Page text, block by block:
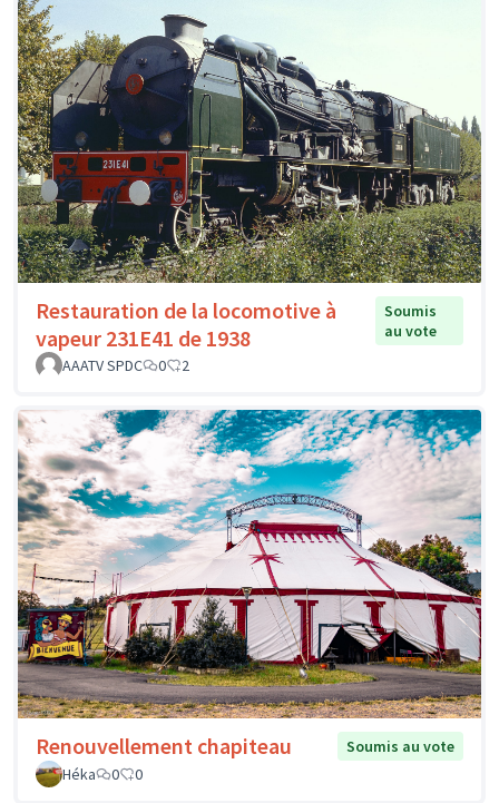
Restauration de la locomotive à
vapeur 231E41 de 1938
Soumis
au vote
AAATV SPDC
0 2
Renouvellement chapiteau
Soumis au vote
Héka
0 0